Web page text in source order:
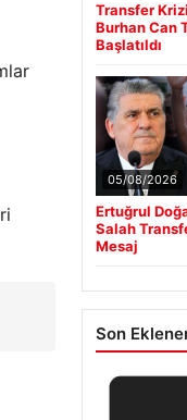
Transfer
Burhan Can
Başlatıldı
05/08/2026
Ertuğrul
Salah
Mesaj
Son